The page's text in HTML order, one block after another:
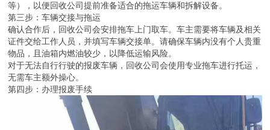
等），以便回收公司提前准备适合的拖运车辆和拆解设备。
第三步：车辆交接与拖运
确认合作后，回收公司会安排拖车上门取车。车主需要将车辆及相关
证件交给工作人员，并填写车辆交接单。请确保车辆内没有个人贵重
物品，且油箱内燃油较少，以降低运输风险。
对于无法自行行驶的报废车辆，回收公司会使用专业拖车进行托运，
无需车主额外操心。
第四步：办理报废手续